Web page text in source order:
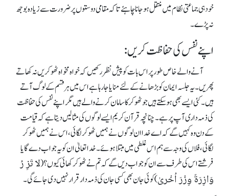
خود ہی جماعتی نظام میں منتقل ہوجانا چاہئے تا کہ مقامی دوستوں پر ضرورت سے زیادہ بوجھ
نہ پڑے۔
اپنے نفس کی حفاظت کریں:
آنے والے خاص طورپر اس بات کو پیش نظر رکھیں کہ خواہ مخواہ ٹھوکریں نہ کھاتے
پھریں۔ یہ جلسہ ایمان کو بڑھانے کے لئے منایا جا رہا ہے اس میں ہر قسم کے لوگ آتے
ہیں۔ کئی ایسے بھی ہو سکتے ہیں جو ٹھوکر کا سامان کرنے والے ہیں مگر اپنے نفس کی حفاظت
کی ذمہ داری آ پ پر ہے۔ چنانچہ قرآن کریم ایسے لوگوں کی مثالیں دیتا ہے کہ قیامت
کے دن وہ کہیں گے کہ اے خدا ان لوگوں نے ہمیں ٹھوکر لگائی، اس نے ہمیں ٹھوکر
لگائی، فلاں کی وجہ سے ہم اس غلطی میں مبتلا ہوئے ۔ خدا تعالیٰ ان کو یہ جوا ب دے گا یا
فرشتے اس کی طر ف سے ان کو جوا ب دیں گے کہ تم نے ٹھوکر کھائی کیوں؟ (لَا تَزِ رُ
وَازِرَۃٌ وِزْرَ اُخْریٰ) کوئی جان بھی کسی جان کی ذمہ دار قرار نہیں د ی جائے گی۔